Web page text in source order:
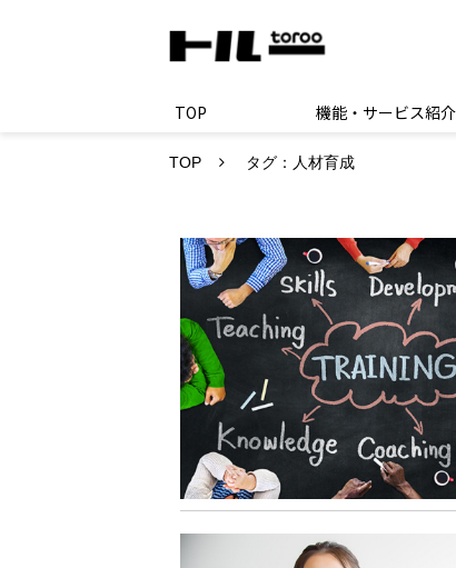
TOP 機能・サービス紹介
TOP タグ：人材育成